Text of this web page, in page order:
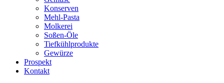
Konserven
Mehl-Pasta
Molkerei
Soßen-Öle
Tiefkühlprodukte
Gewürze
Prospekt
Kontakt